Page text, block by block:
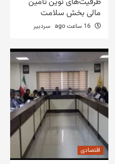
مالی بخش سلامت
سردبیر
اقتصادی